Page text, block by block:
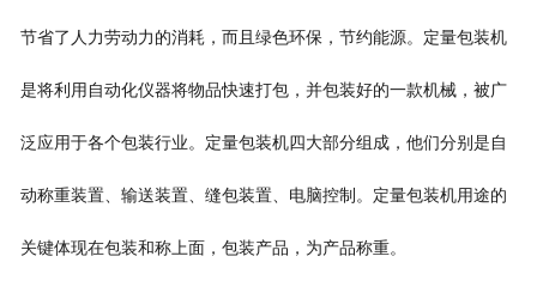
节省了人力劳动力的消耗，而且绿色环保，节约能源。 定量包装机
是将利用自动化仪器将物品快速打包，并包装好的一款机械，被广
泛应用于各个包装行业。 定量包装机四大部分组成，他们分别是自
动称重装置、输送装置、缝包装置、电脑控制。 定量包装机用途的
关键体现在包装和称上面，包装产品，为产品称重。